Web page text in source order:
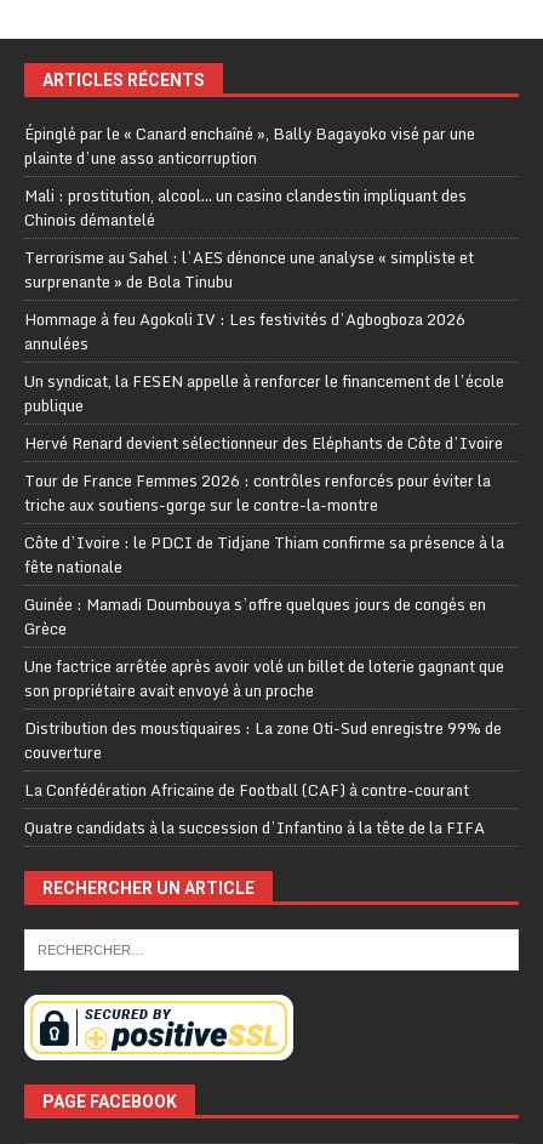
ARTICLES RÉCENTS
Épinglé par le « Canard enchaîné », Bally Bagayoko visé par une
plainte d’une asso anticorruption
Mali : prostitution, alcool… un casino clandestin impliquant des
Chinois démantelé
Terrorisme au Sahel : l’AES dénonce une analyse « simpliste et
surprenante » de Bola Tinubu
Hommage à feu Agokoli IV : Les festivités d’Agbogboza 2026
annulées
Un syndicat, la FESEN appelle à renforcer le financement de l’école
publique
Hervé Renard devient sélectionneur des Eléphants de Côte d’Ivoire
Tour de France Femmes 2026 : contrôles renforcés pour éviter la
triche aux soutiens-gorge sur le contre-la-montre
Côte d’Ivoire : le PDCI de Tidjane Thiam confirme sa présence à la
fête nationale
Guinée : Mamadi Doumbouya s’offre quelques jours de congés en
Grèce
Une factrice arrêtée après avoir volé un billet de loterie gagnant que
son propriétaire avait envoyé à un proche
Distribution des moustiquaires : La zone Oti-Sud enregistre 99% de
couverture
La Confédération Africaine de Football (CAF) à contre-courant
Quatre candidats à la succession d’Infantino à la tête de la FIFA
RECHERCHER UN ARTICLE
PAGE FACEBOOK